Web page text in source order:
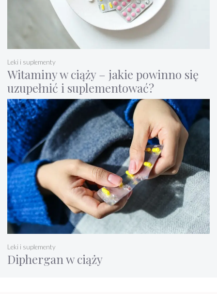
Witaminy w ciąży – jakie powinno się
uzupełnić i suplementować?
Leki i suplementy
Diphergan w ciąży
Leki i suplementy